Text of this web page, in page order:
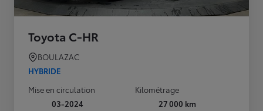
Toyota C-HR
BOULAZAC
HYBRIDE
Mise en circulation
03-2024
Kilométrage
27 000 km